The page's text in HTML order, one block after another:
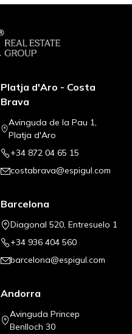
Platja d'Aro - Costa
Brava
Avinguda de la Pau 1,
Platja d'Aro
+34 872 04 65 15
costabrava@espigul.com
Barcelona
Diagonal 520, Entresuelo 1
+34 936 404 560
barcelona@espigul.com
Andorra
Avinguda Princep
Benlloch 30